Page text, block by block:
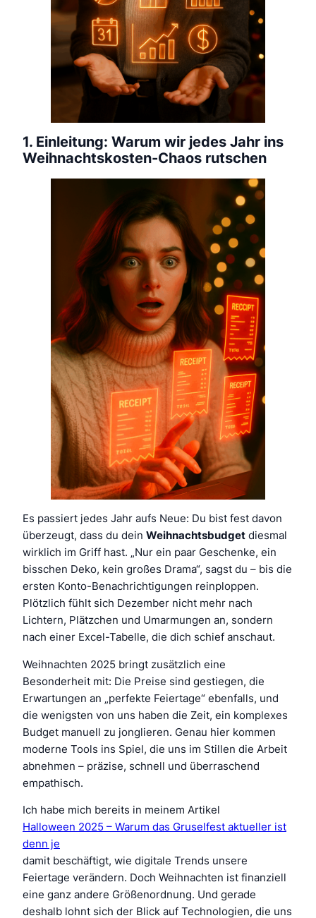
1. Einleitung: Warum wir jedes Jahr ins
Weihnachtskosten-Chaos rutschen
Es passiert jedes Jahr aufs Neue: Du bist fest davon
überzeugt, dass du dein Weihnachtsbudget diesmal
wirklich im Griff hast. „Nur ein paar Geschenke, ein
bisschen Deko, kein großes Drama“, sagst du – bis die
ersten Konto-Benachrichtigungen reinploppen.
Plötzlich fühlt sich Dezember nicht mehr nach
Lichtern, Plätzchen und Umarmungen an, sondern
nach einer Excel-Tabelle, die dich schief anschaut.
Weihnachten 2025 bringt zusätzlich eine
Besonderheit mit: Die Preise sind gestiegen, die
Erwartungen an „perfekte Feiertage“ ebenfalls, und
die wenigsten von uns haben die Zeit, ein komplexes
Budget manuell zu jonglieren. Genau hier kommen
moderne Tools ins Spiel, die uns im Stillen die Arbeit
abnehmen – präzise, schnell und überraschend
empathisch.
Ich habe mich bereits in meinem Artikel
Halloween 2025 – Warum das Gruselfest aktueller ist
denn je
damit beschäftigt, wie digitale Trends unsere
Feiertage verändern. Doch Weihnachten ist finanziell
eine ganz andere Größenordnung. Und gerade
deshalb lohnt sich der Blick auf Technologien, die uns